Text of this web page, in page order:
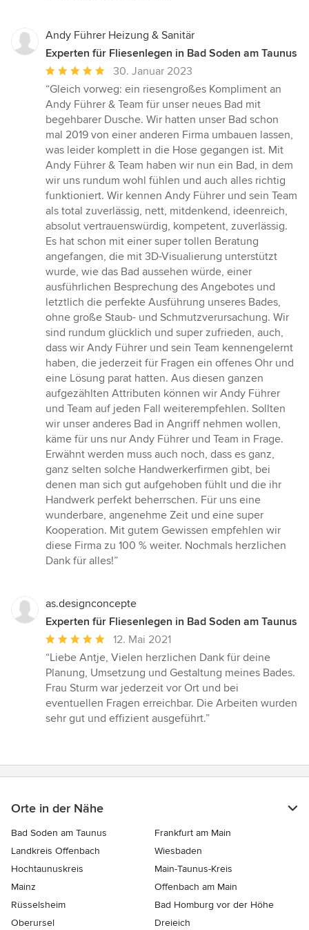
Andy Führer Heizung & Sanitär
Experten für Fliesenlegen in Bad Soden am Taunus
Durchschnittliche
Bewertung:
5
von
5
Sternen
30. Januar 2023
“Gleich vorweg: ein riesengroßes Kompliment an
Andy Führer & Team für unser neues Bad mit
begehbarer Dusche. Wir hatten unser Bad schon
mal 2019 von einer anderen Firma umbauen lassen,
was leider komplett in die Hose gegangen ist. Mit
Andy Führer & Team haben wir nun ein Bad, in dem
wir uns rundum wohl fühlen und auch alles richtig
funktioniert. Wir kennen Andy Führer und sein Team
als total zuverlässig, nett, mitdenkend, ideenreich,
absolut vertrauenswürdig, kompetent, zuverlässig.
Es hat schon mit einer super tollen Beratung
angefangen, die mit 3D-Visualierung unterstützt
wurde, wie das Bad aussehen würde, einer
ausführlichen Besprechung des Angebotes und
letztlich die perfekte Ausführung unseres Bades,
ohne große Staub- und Schmutzverursachung. Wir
sind rundum glücklich und super zufrieden, auch,
dass wir Andy Führer und sein Team kennengelernt
haben, die jederzeit für Fragen ein offenes Ohr und
eine Lösung parat hatten. Aus diesen ganzen
aufgezählten Attributen können wir Andy Führer
und Team auf jeden Fall weiterempfehlen. Sollten
wir unser anderes Bad in Angriff nehmen wollen,
käme für uns nur Andy Führer und Team in Frage.
Erwähnt werden muss auch noch, dass es ganz,
ganz selten solche Handwerkerfirmen gibt, bei
denen man sich gut aufgehoben fühlt und die ihr
Handwerk perfekt beherrschen. Für uns eine
wunderbare, angenehme Zeit und eine super
Kooperation. Mit gutem Gewissen empfehlen wir
diese Firma zu 100 % weiter. Nochmals herzlichen
Dank für alles!”
as.designconcepte
Experten für Fliesenlegen in Bad Soden am Taunus
Durchschnittliche
Bewertung:
5
von
5
Sternen
12. Mai 2021
“Liebe Antje, Vielen herzlichen Dank für deine
Planung, Umsetzung und Gestaltung meines Bades.
Frau Sturm war jederzeit vor Ort und bei
eventuellen Fragen erreichbar. Die Arbeiten wurden
sehr gut und effizient ausgeführt.”
Orte in der Nähe
Bad Soden am Taunus
Frankfurt am Main
Landkreis Offenbach
Wiesbaden
Hochtaunuskreis
Main-Taunus-Kreis
Mainz
Offenbach am Main
Rüsselsheim
Bad Homburg vor der Höhe
Oberursel
Dreieich